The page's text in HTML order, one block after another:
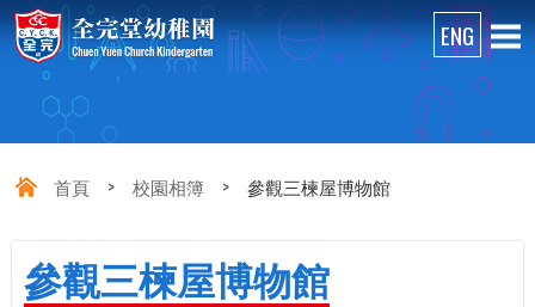
首頁 > 校園相簿 > 參觀三楝屋博物館
參觀三楝屋博物館